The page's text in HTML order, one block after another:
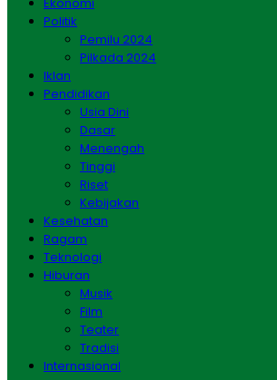
Politik
Pemilu 2024
Pilkada 2024
Iklan
Pendidikan
Usia Dini
Dasar
Menengah
Tinggi
Riset
Kebijakan
Kesehatan
Ragam
Teknologi
Hiburan
Musik
Film
Teater
Tradisi
Internasional